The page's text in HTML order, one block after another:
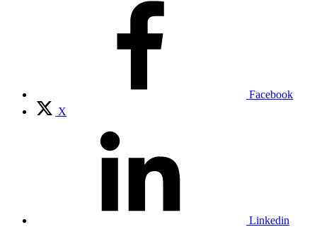
Facebook
X
Linkedin